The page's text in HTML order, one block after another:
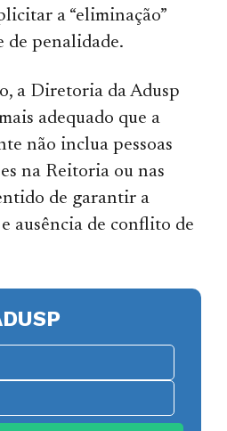
a “eliminação”
de penalidade.
a Diretoria da Adusp
adequado que a
não inclua pessoas
na Reitoria ou nas
de garantir a
ausência de conflito de